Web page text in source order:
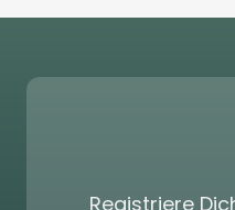
Registriere